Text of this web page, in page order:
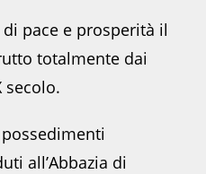
pace e prosperità il
totalmente dai
secolo.
all’Abbazia di